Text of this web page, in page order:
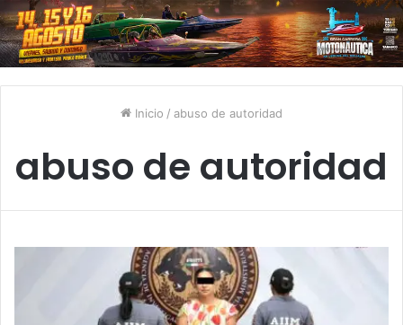
Inicio / abuso de autoridad
abuso de autoridad